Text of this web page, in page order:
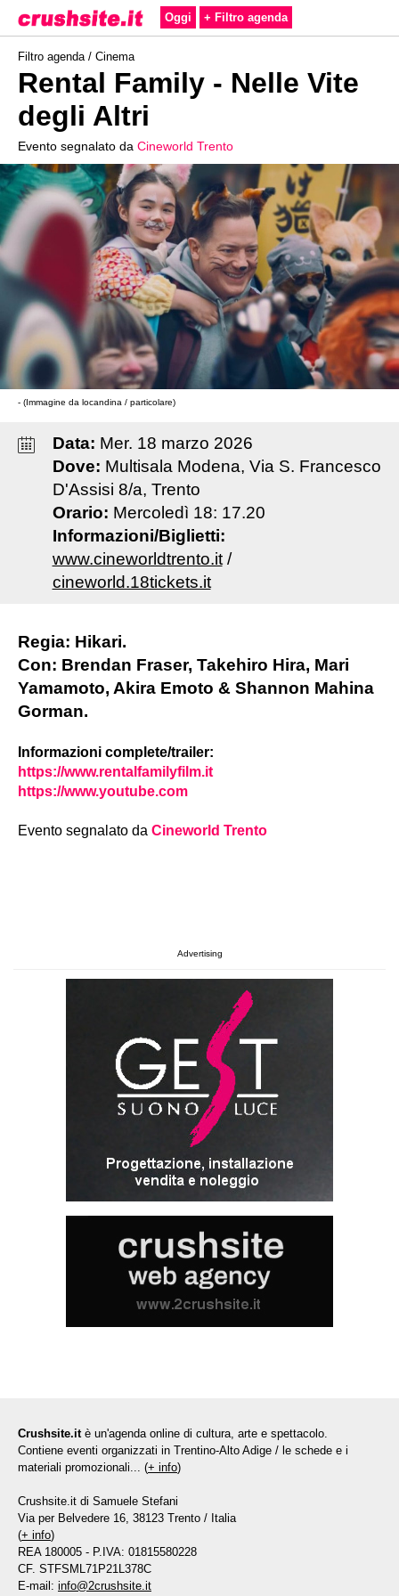
Oggi + Filtro agenda
Filtro agenda / Cinema
Rental Family - Nelle Vite
degli Altri
Evento segnalato da Cineworld Trento
- (Immagine da locandina / particolare)
Data: Mer. 18 marzo 2026
Dove: Multisala Modena, Via S. Francesco
D'Assisi 8/a, Trento
Orario: Mercoledì 18: 17.20
Informazioni/Biglietti:
www.cineworldtrento.it/
cineworld.18tickets.it
Regia: Hikari.
Con: Brendan Fraser, Takehiro Hira, Mari
Yamamoto, Akira Emoto & Shannon Mahina
Gorman.
Informazioni complete/trailer:
https://www.rentalfamilyfilm.it
https://www.youtube.com
Evento segnalato da Cineworld Trento
Advertising
Crushsite.it è un'agenda online di cultura, arte e spettacolo.
Contiene eventi organizzati in Trentino-Alto Adige / le schede e i
materiali promozionali... (+ info)
Crushsite.it di Samuele Stefani
Via per Belvedere 16, 38123 Trento / Italia
(+ info)
REA 180005 - P.IVA: 01815580228
CF. STFSML71P21L378C
E-mail: info@2crushsite.it